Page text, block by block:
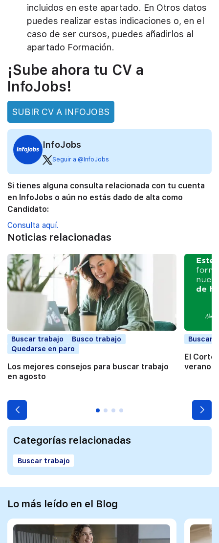
incluidos en este apartado. En Otros datos
puedes realizar estas indicaciones o, en el
caso de ser cursos, puedes añadirlos al
apartado Formación.
¡Sube ahora tu CV a
InfoJobs!
SUBIR CV A INFOJOBS
InfoJobs
Seguir a @InfoJobs
Si tienes alguna consulta relacionada con tu cuenta
en InfoJobs o aún no estás dado de alta como
Candidato:
Consulta aquí.
Noticias relacionadas
Buscar trabajo
Busco trabajo
Quedarse en paro
Los mejores consejos para buscar trabajo
en agosto
Buscar
El Corte
verano
Categorías relacionadas
Buscar trabajo
Lo más leído en el Blog